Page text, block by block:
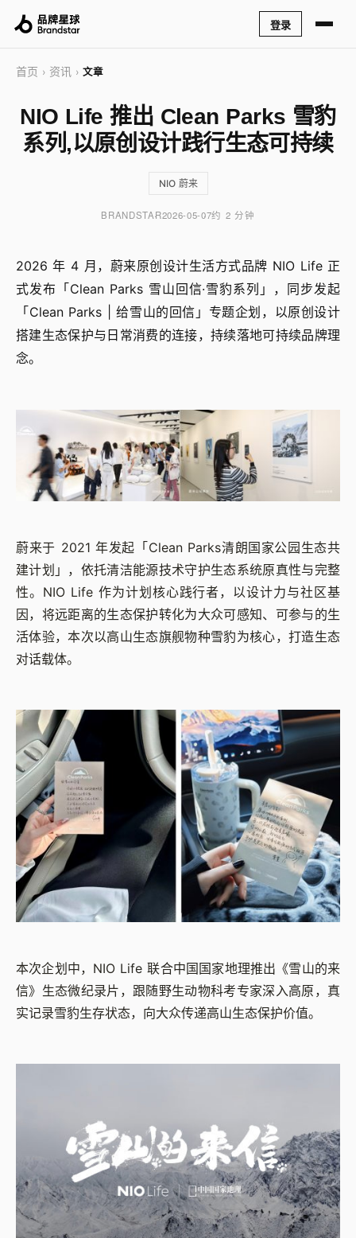
登录
首页 › 资讯 › 文章
NIO Life 推出 Clean Parks 雪豹
系列,以原创设计践行生态可持续
NIO 蔚来
BRANDSTAR2026-05-07约 2 分钟
2026 年 4 月，蔚来原创设计生活方式品牌 NIO Life 正
式发布「Clean Parks 雪山回信·雪豹系列」，同步发起
「Clean Parks | 给雪山的回信」专题企划，以原创设计
搭建生态保护与日常消费的连接，持续落地可持续品牌理
念。
蔚来于 2021 年发起「Clean Parks清朗国家公园生态共
建计划」，依托清洁能源技术守护生态系统原真性与完整
性。NIO Life 作为计划核心践行者，以设计力与社区基
因，将远距离的生态保护转化为大众可感知、可参与的生
活体验，本次以高山生态旗舰物种雪豹为核心，打造生态
对话载体。
本次企划中，NIO Life 联合中国国家地理推出《雪山的来
信》生态微纪录片，跟随野生动物科考专家深入高原，真
实记录雪豹生存状态，向大众传递高山生态保护价值。